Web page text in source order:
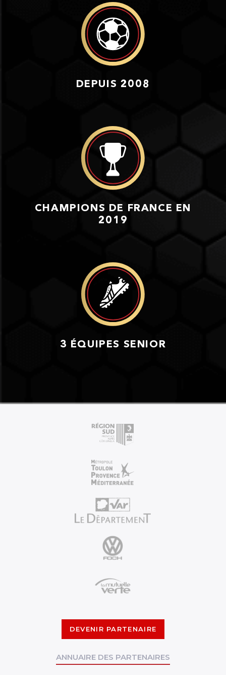
DEPUIS 2008
CHAMPIONS DE FRANCE EN
2019
3 ÉQUIPES SENIOR
DEVENIR PARTENAIRE
ANNUAIRE DES PARTENAIRES